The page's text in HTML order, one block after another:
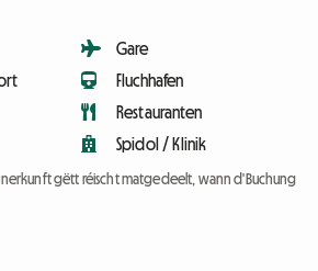
Gare
Fluchhafen
Restauranten
Spidol / Klinik
gëtt réischt matgedeelt, wann d'Buchung